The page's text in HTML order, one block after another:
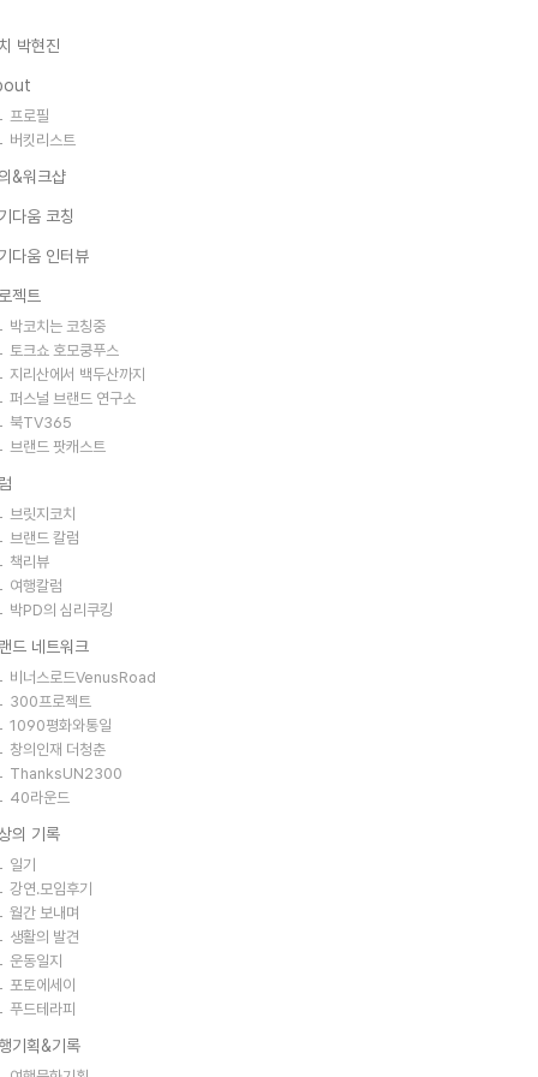
박현진
프로필
버킷리스트
&워크샵
다움 코칭
다움 인터뷰
젝트
박코치는 코칭중
토크쇼 호모쿵푸스
지리산에서 백두산까지
퍼스널 브랜드 연구소
북TV365
브랜드 팟캐스트
브릿지코치
브랜드 칼럼
책리뷰
여행칼럼
박PD의 심리쿠킹
드 네트워크
비너스로드VenusRoad
300프로젝트
1090평화와통일
창의인재 더청춘
ThanksUN2300
40라운드
의 기록
일기
강연.모임후기
월간 보내며
생활의 발견
운동일지
포토에세이
푸드테라피
기획&기록